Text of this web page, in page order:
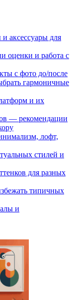
аксессуары для
оценки и работа с
с фото до/после
гармоничные
и их
— рекомендации
лофт,
стилей и
для разных
типичных
и